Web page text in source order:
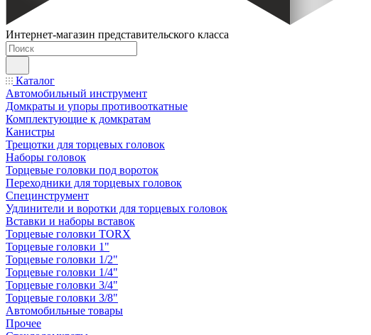
Интернет-магазин представительского класса
Каталог
Автомобильный инструмент
Домкраты и упоры противооткатные
Комплектующие к домкратам
Канистры
Трещотки для торцевых головок
Наборы головок
Торцевые головки под вороток
Переходники для торцевых головок
Специнструмент
Удлинители и воротки для торцевых головок
Вставки и наборы вставок
Торцевые головки TORX
Торцевые головки 1"
Торцевые головки 1/2"
Торцевые головки 1/4"
Торцевые головки 3/4"
Торцевые головки 3/8"
Автомобильные товары
Прочее